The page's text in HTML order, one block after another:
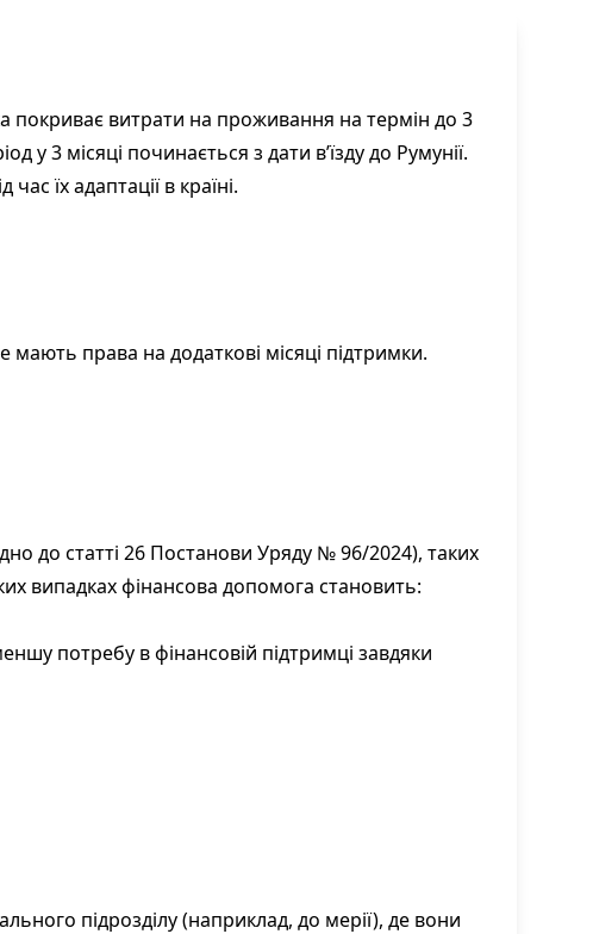
покриває витрати на проживання на термін до 3
3 місяці починається з дати в’їзду до Румунії.
їх адаптації в країні.
мають права на додаткові місяці підтримки.
до статті 26 Постанови Уряду № 96/2024), таких
випадках фінансова допомога становить:
потребу в фінансовій підтримці завдяки
підрозділу (наприклад, до мерії), де вони